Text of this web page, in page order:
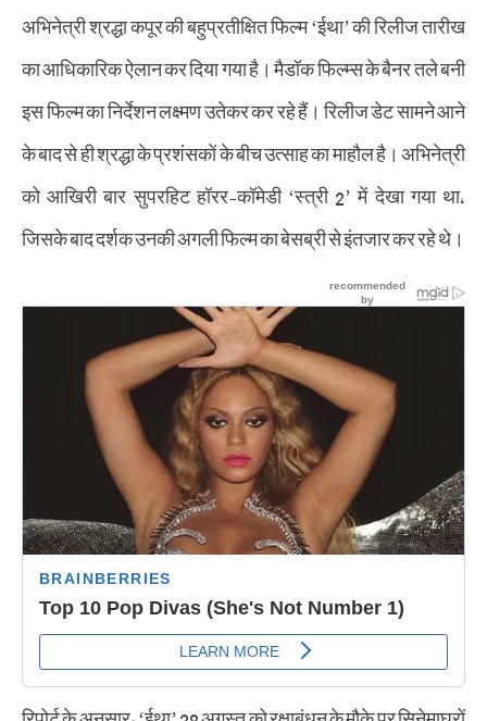
अभिनेत्री श्रद्धा कपूर की बहुप्रतीक्षित फिल्म ‘ईथा’ की रिलीज तारीख
का आधिकारिक ऐलान कर दिया गया है। मैडॉक फिल्म्स के बैनर तले बनी
इस फिल्म का निर्देशन लक्ष्मण उतेकर कर रहे हैं। रिलीज डेट सामने आने
के बाद से ही श्रद्धा के प्रशंसकों के बीच उत्साह का माहौल है। अभिनेत्री
को आखिरी बार सुपरहिट हॉरर-कॉमेडी ‘स्त्री 2’ में देखा गया था,
जिसके बाद दर्शक उनकी अगली फिल्म का बेसब्री से इंतजार कर रहे थे।